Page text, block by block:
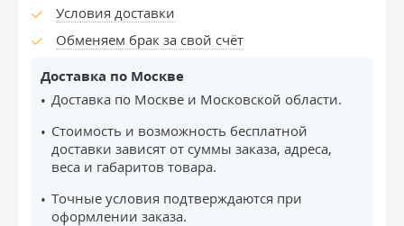
Условия доставки
Обменяем брак за свой счёт
Доставка по Москве
Доставка по Москве и Московской области.
Стоимость и возможность бесплатной
доставки зависят от суммы заказа, адреса,
веса и габаритов товара.
Точные условия подтверждаются при
оформлении заказа.